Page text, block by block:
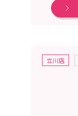
立川店